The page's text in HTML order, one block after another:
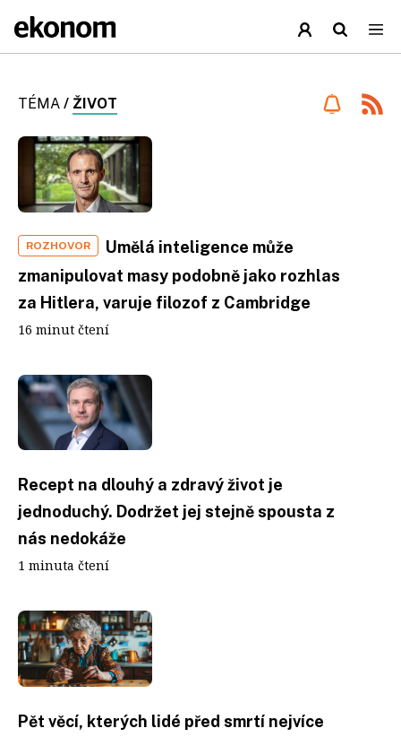
TÉMA / ŽIVOT
ROZHOVOR
Umělá inteligence může
zmanipulovat masy podobně jako rozhlas
za Hitlera, varuje filozof z Cambridge
16 minut čtení
Recept na dlouhý a zdravý život je
jednoduchý. Dodržet jej stejně spousta z
nás nedokáže
1 minuta čtení
Pět věcí, kterých lidé před smrtí nejvíce